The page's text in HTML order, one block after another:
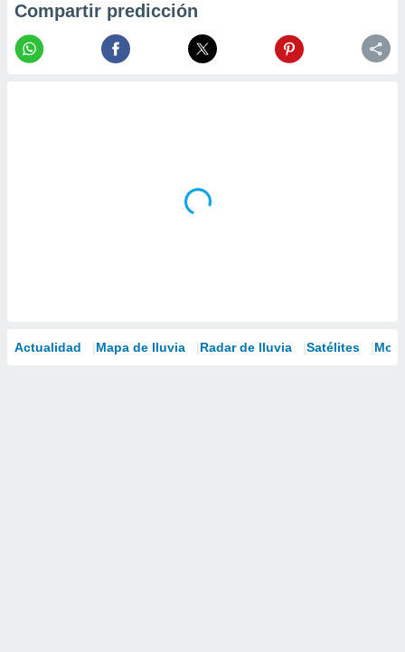
Compartir predicción
Actualidad Mapa de lluvia Radar de lluvia Satélites